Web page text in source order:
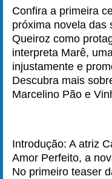
Confira a primeira
próxima novela das
Queiroz como
interpreta Marê,
injustamente e
Descubra mais
Marcelino Pão e
Introdução: A atriz
Amor Perfeito, a
No primeiro teaser